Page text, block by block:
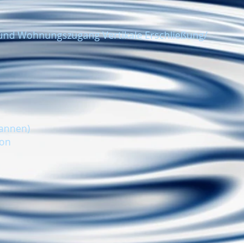
Wohnungszugang Vertikale Erschließung/